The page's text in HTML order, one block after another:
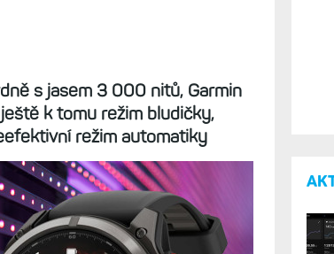
s jasem 3 000 nitů, Garmin
k tomu režim bludičky,
režim automatiky